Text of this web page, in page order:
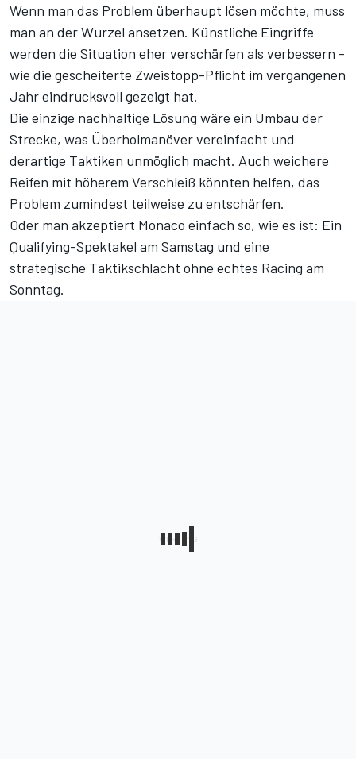
Wenn man das Problem überhaupt lösen möchte, muss
man an der Wurzel ansetzen. Künstliche Eingriffe
werden die Situation eher verschärfen als verbessern -
wie die gescheiterte Zweistopp-Pflicht im vergangenen
Jahr eindrucksvoll gezeigt hat.
Die einzige nachhaltige Lösung wäre ein Umbau der
Strecke, was Überholmanöver vereinfacht und
derartige Taktiken unmöglich macht. Auch weichere
Reifen mit höherem Verschleiß könnten helfen, das
Problem zumindest teilweise zu entschärfen.
Oder man akzeptiert Monaco einfach so, wie es ist: Ein
Qualifying-Spektakel am Samstag und eine
strategische Taktikschlacht ohne echtes Racing am
Sonntag.